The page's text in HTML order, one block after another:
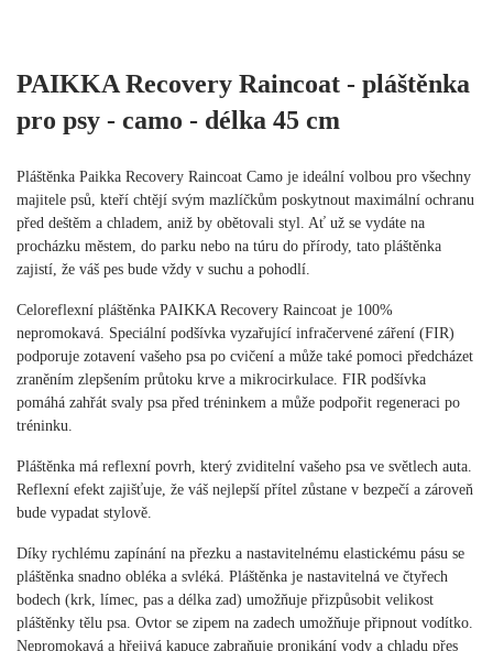
PAIKKA Recovery Raincoat - pláštěnka
pro psy - camo - délka 45 cm
Pláštěnka Paikka Recovery Raincoat Camo je ideální volbou pro všechny
majitele psů, kteří chtějí svým mazlíčkům poskytnout maximální ochranu
před deštěm a chladem, aniž by obětovali styl. Ať už se vydáte na
procházku městem, do parku nebo na túru do přírody, tato pláštěnka
zajistí, že váš pes bude vždy v suchu a pohodlí.
Celoreflexní pláštěnka PAIKKA Recovery Raincoat je 100%
nepromokavá. Speciální podšívka vyzařující infračervené záření (FIR)
podporuje zotavení vašeho psa po cvičení a může také pomoci předcházet
zraněním zlepšením průtoku krve a mikrocirkulace. FIR podšívka
pomáhá zahřát svaly psa před tréninkem a může podpořit regeneraci po
tréninku.
Pláštěnka má reflexní povrh, který zviditelní vašeho psa ve světlech auta.
Reflexní efekt zajišťuje, že váš nejlepší přítel zůstane v bezpečí a zároveň
bude vypadat stylově.
Díky rychlému zapínání na přezku a nastavitelnému elastickému pásu se
pláštěnka snadno obléka a svléká. Pláštěnka je nastavitelná ve čtyřech
bodech (krk, límec, pas a délka zad) umožňuje přizpůsobit velikost
pláštěnky tělu psa. Ovtor se zipem na zadech umožňuje připnout vodítko.
Nepromokavá a hřejivá kapuce zabraňuje pronikání vody a chladu přes